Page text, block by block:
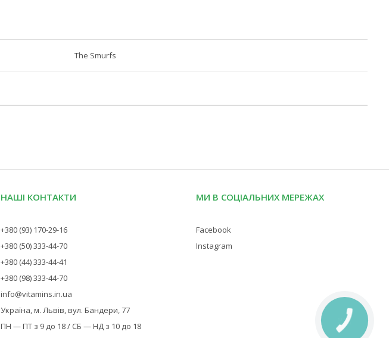
The Smurfs
НАШІ КОНТАКТИ
+380 (93) 170-29-16
+380 (50) 333-44-70
+380 (44) 333-44-41
+380 (98) 333-44-70
info@vitamins.in.ua
Україна, м. Львів, вул. Бандери, 77
ПН — ПТ з 9 до 18 / СБ — НД з 10 до 18
МИ В СОЦІАЛЬНИХ МЕРЕЖАХ
Facebook
Instagram
КНОПКА
ЗВ'ЯЗКУ